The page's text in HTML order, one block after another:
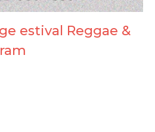
estival Reggae &